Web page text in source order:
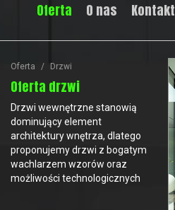
Oferta O nas Kontakt
Oferta Drzwi
Oferta drzwi
Drzwi wewnętrzne stanowią
dominujący element
architektury wnętrza, dlatego
proponujemy drzwi z bogatym
wachlarzem wzorów oraz
możliwości technologicznych